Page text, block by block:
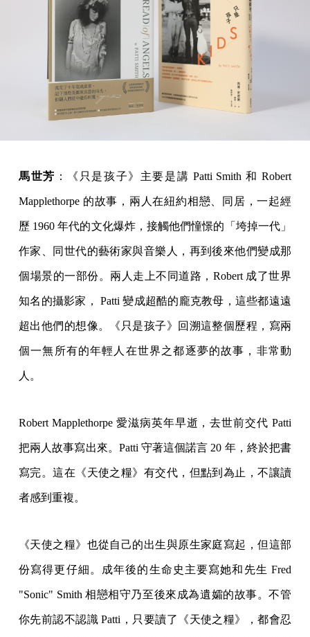
馬世芳 ：《只是孩子》主要是講 Patti Smith 和 Robert
Mapplethorpe 的故事，兩人在紐約相戀、同居，一起經
歷 1960 年代的文化爆炸，接觸他們憧憬的「垮掉一代」
作家、同世代的藝術家與音樂人，再到後來他們變成那
個場景的一部份。兩人走上不同道路，Robert 成了世界
知名的攝影家， Patti 變成超酷的龐克教母，這些都遠遠
超出他們的想像。《只是孩子》回溯這整個歷程，寫兩
個一無所有的年輕人在世界之都逐夢的故事，非常動
人。
Robert Mapplethorpe 愛滋病英年早逝，去世前交代 Patti
把兩人故事寫出來。Patti 守著這個諾言 20 年，終於把書
寫完。這在《天使之糧》有交代，但點到為止，不讓讀
者感到重複。
《天使之糧》也從自己的出生與原生家庭寫起，但這部
份寫得更仔細。成年後的生命史主要寫她和先生 Fred
"Sonic" Smith 相戀相守乃至後來成為遺孀的故事。不管
你先前認不認識 Patti，只要讀了《天使之糧》，都會忍